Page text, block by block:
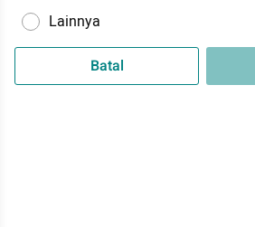
Lainnya
Batal